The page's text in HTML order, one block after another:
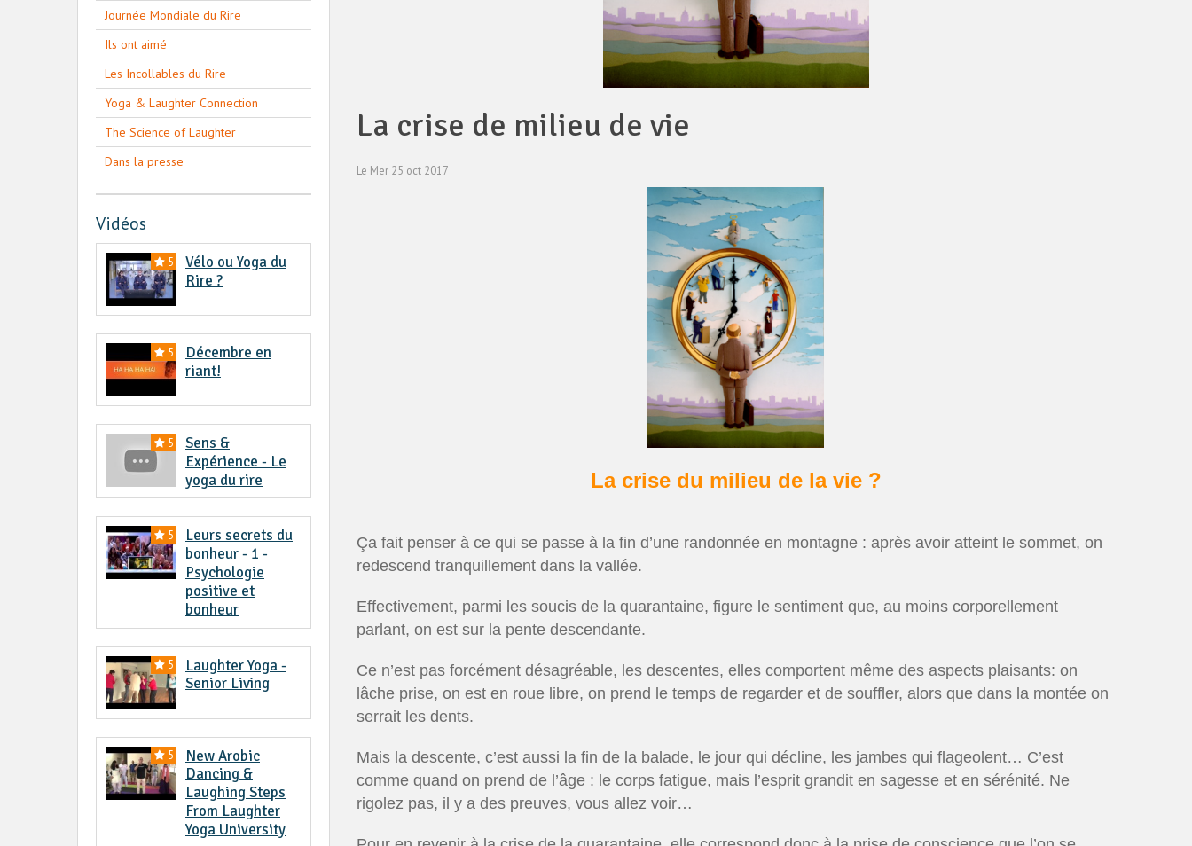
La crise de milieu de vie
Le Mer 25 oct 2017
La crise du milieu de la vie ?
Ça fait penser à ce qui se passe à la fin d’une randonnée en montagne : après avoir atteint le sommet, on
redescend tranquillement dans la vallée.
Effectivement, parmi les soucis de la quarantaine, figure le sentiment que, au moins corporellement
parlant, on est sur la pente descendante.
Ce n’est pas forcément désagréable, les descentes, elles comportent même des aspects plaisants: on
lâche prise, on est en roue libre, on prend le temps de regarder et de souffler, alors que dans la montée on
serrait les dents.
Mais la descente, c’est aussi la fin de la balade, le jour qui décline, les jambes qui flageolent… C’est
comme quand on prend de l’âge : le corps fatigue, mais l’esprit grandit en sagesse et en sérénité. Ne
rigolez pas, il y a des preuves, vous allez voir…
Journée Mondiale du Rire
Ils ont aimé
Les Incollables du Rire
Yoga & Laughter Connection
The Science of Laughter
Dans la presse
Vidéos
5
Vélo ou Yoga du
Rire ?
5
Décembre en
riant!
5
Sens &
Expérience - Le
yoga du rire
5
Leurs secrets du
bonheur - 1 -
Psychologie
positive et
bonheur
5
Laughter Yoga -
Senior Living
5
New Arobic
Dancing &
Laughing Steps
From Laughter
Yoga University